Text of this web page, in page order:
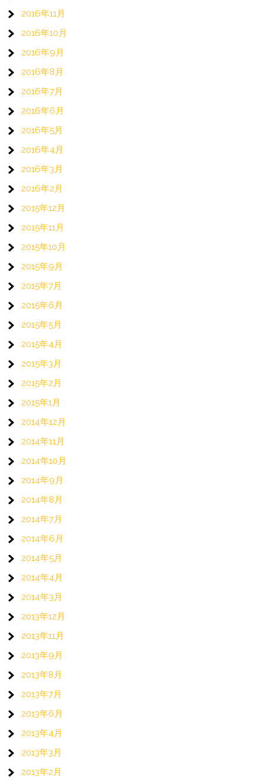
2016年11月
2016年10月
2016年9月
2016年8月
2016年7月
2016年6月
2016年5月
2016年4月
2016年3月
2016年2月
2015年12月
2015年11月
2015年10月
2015年9月
2015年7月
2015年6月
2015年5月
2015年4月
2015年3月
2015年2月
2015年1月
2014年12月
2014年11月
2014年10月
2014年9月
2014年8月
2014年7月
2014年6月
2014年5月
2014年4月
2014年3月
2013年12月
2013年11月
2013年9月
2013年8月
2013年7月
2013年6月
2013年4月
2013年3月
2013年2月